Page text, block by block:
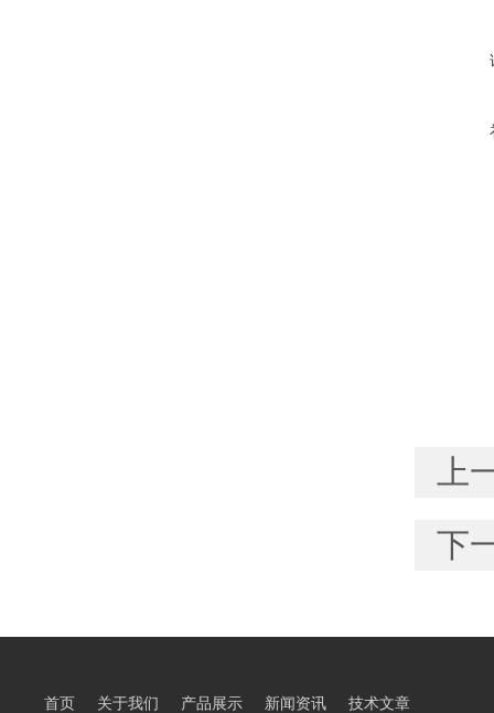
上
下
首页 关于我们 产品展示 新闻资讯 技术文章